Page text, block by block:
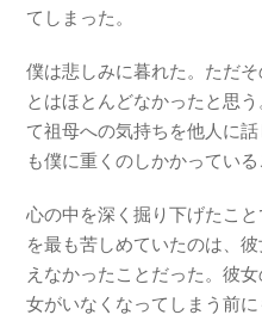
てしまった。
僕は悲しみに暮れた。ただ
とはほとんどなかったと思
て祖母への気持ちを他人に
も僕に重くのしかかっている
心の中を深く掘り下げたこ
を最も苦しめていたのは、
えなかったことだった。彼
女がいなくなってしまう前